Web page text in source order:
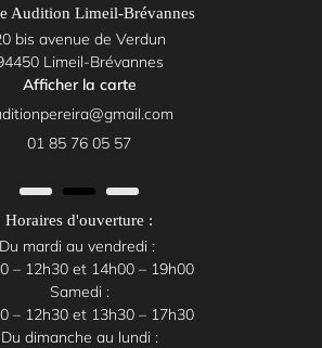
Audition Limeil-Brévannes
bis avenue de Verdun
Limeil-Brévannes
Afficher la carte
01 85 76 05 57
Horaires d'ouverture :
Du mardi au vendredi :
– 12h30 et 14h00 – 19h00
Samedi :
– 12h30 et 13h30 – 17h30
Du dimanche au lundi :